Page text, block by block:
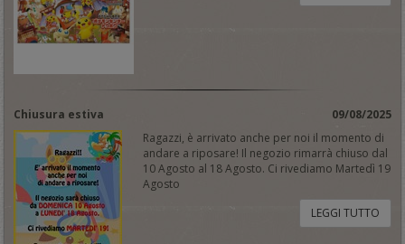
Chiusura estiva
09/08/2025
Ragazzi, è arrivato anche per noi il momento di
andare a riposare! Il negozio rimarrà chiuso dal
10 Agosto al 18 Agosto. Ci rivediamo Martedì 19
Agosto
LEGGI TUTTO